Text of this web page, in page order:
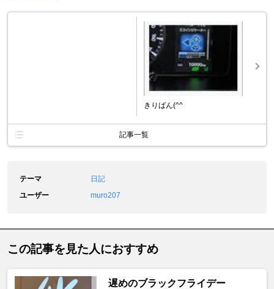
きりばん(^^ゞ
記事一覧
テーマ
日記
ユーザー
muro207
この記事を見た人におすすめ
遅めのブラックフライデー